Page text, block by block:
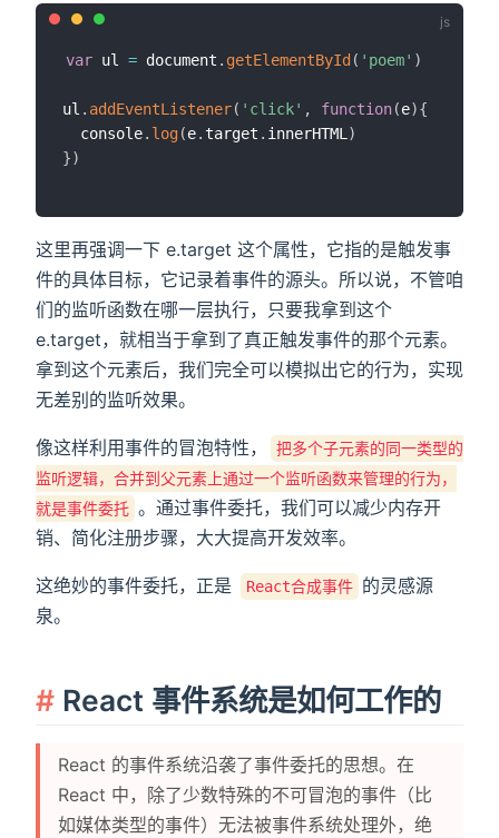
var ul = document . getElementById( 'poem' )
ul . addEventListener( 'click' , function(e){
  console
. log(e. target . innerHTML )
})
这里再强调一下 e.target 这个属性，它指的是触发事
件的具体目标，它记录着事件的源头。所以说，不管咱
们的监听函数在哪一层执行，只要我拿到这个
e.target，就相当于拿到了真正触发事件的那个元素。
拿到这个元素后，我们完全可以模拟出它的行为，实现
无差别的监听效果。
像这样利用事件的冒泡特性，
把多个子元素的同一类型的
监听逻辑，合并到父元素上通过一个监听函数来管理的行为，
就是事件委托 。通过事件委托，我们可以减少内存开
销、简化注册步骤，大大提高开发效率。
这绝妙的事件委托，正是 React合成事件 的灵感源
泉。
React 事件系统是如何工作的
React 的事件系统沿袭了事件委托的思想。在
React 中，除了少数特殊的不可冒泡的事件（比
如媒体类型的事件）无法被事件系统处理外，绝